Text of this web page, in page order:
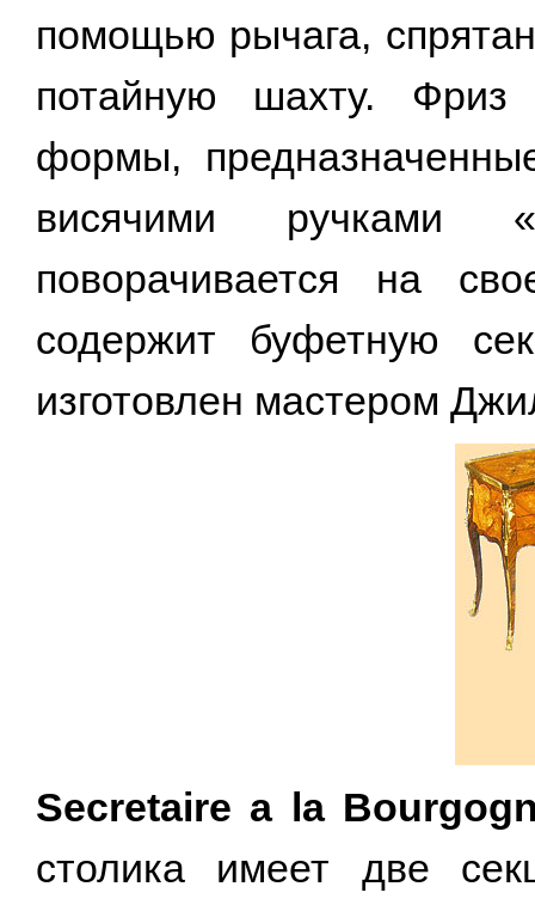
помощью рычага,
потайную шахту.
формы,
висячими ручками
поворачивается на
содержит буфетную
изготовлен мастером
Secretaire a la
столика имеет две